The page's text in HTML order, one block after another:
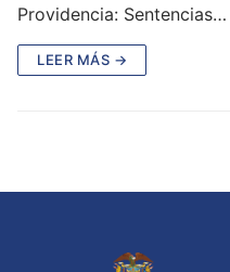
Providencia: Sentencias…
LEER MÁS →